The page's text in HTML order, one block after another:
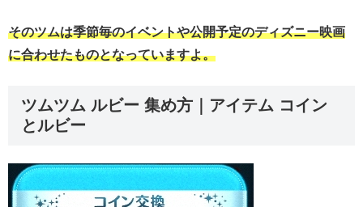
そのツムは季節毎のイベントや公開予定のディズニー映画
に合わせたものとなっていますよ。
ツムツム ルビー 集め方｜アイテム コイン
とルビー